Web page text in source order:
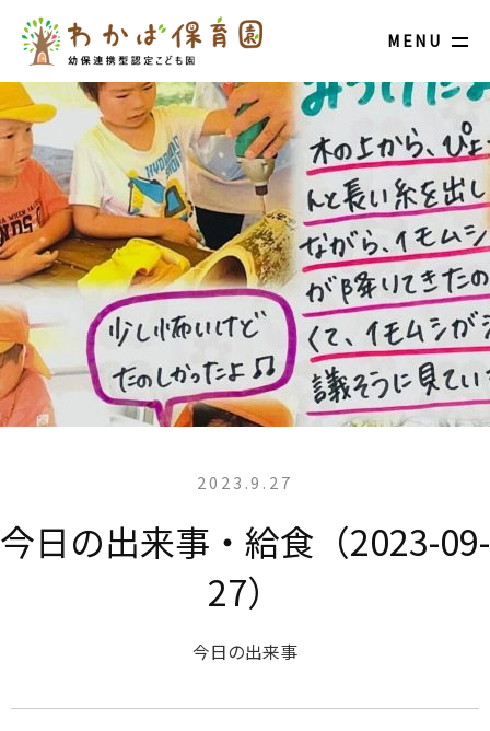
MENU
2023.9.27
今日の出来事・給食（2023-09-
27）
今日の出来事